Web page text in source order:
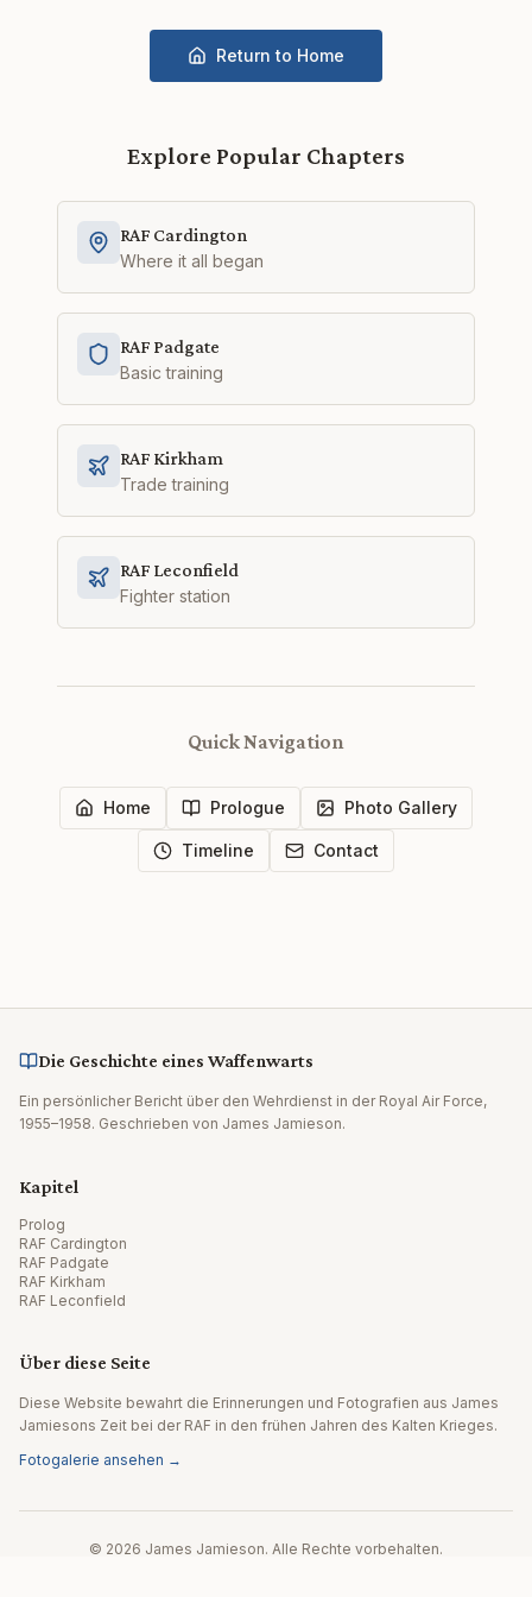
Return to Home
Explore Popular Chapters
RAF Cardington
Where it all began
RAF Padgate
Basic training
RAF Kirkham
Trade training
RAF Leconfield
Fighter station
Quick Navigation
Home Prologue Photo Gallery
Timeline Contact
Die Geschichte eines Waffenwarts
Ein persönlicher Bericht über den Wehrdienst in der Royal Air Force,
1955–1958. Geschrieben von James Jamieson.
Kapitel
Prolog
RAF Cardington
RAF Padgate
RAF Kirkham
RAF Leconfield
Über diese Seite
Diese Website bewahrt die Erinnerungen und Fotografien aus James
Jamiesons Zeit bei der RAF in den frühen Jahren des Kalten Krieges.
Fotogalerie ansehen →
© 2026 James Jamieson. Alle Rechte vorbehalten.